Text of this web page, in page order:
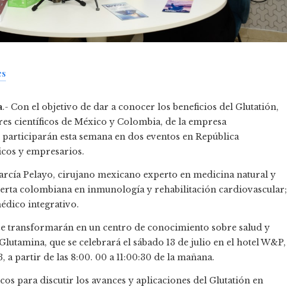
.- Con el objetivo de dar a conocer los beneficios del Glutatión,
científicos de México y Colombia, de la empresa
esta semana en dos eventos en República
y empresarios.
Pelayo, cirujano mexicano experto en medicina natural y
colombiana en inmunología y rehabilitación cardiovascular;
integrativo.
transformarán en un centro de conocimiento sobre salud y
que se celebrará el sábado 13 de julio en el hotel W&P,
a partir de las 8:00. 00 a 11:00:30 de la mañana.
para discutir los avances y aplicaciones del Glutatión en